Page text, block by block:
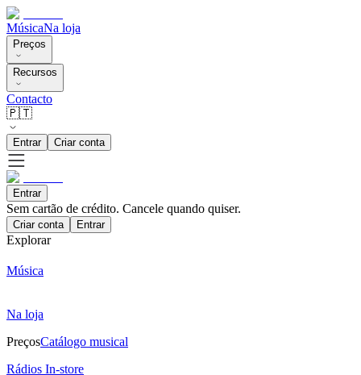
MúsicaNa loja
Preços
Recursos
Contacto
🇵🇹
Entrar Criar conta
Entrar
Sem cartão de crédito. Cancele quando quiser.
Criar conta Entrar
Explorar
Música
Na loja
PreçosCatálogo musical
Rádios In-store